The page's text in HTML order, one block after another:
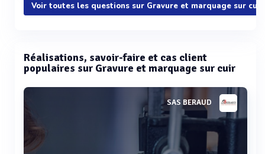
Voir toutes les questions sur Gravure et marquage sur cuir
Réalisations, savoir-faire et cas client
populaires sur Gravure et marquage sur cuir
SAS BERAUD